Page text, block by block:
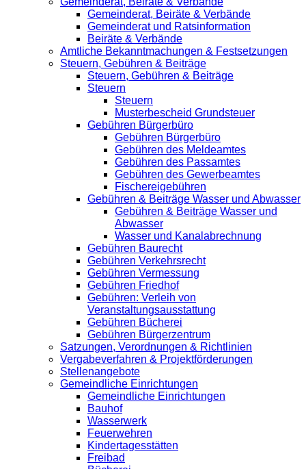
Gemeinderat, Beiräte & Verbände
Gemeinderat und Ratsinformation
Beiräte & Verbände
Amtliche Bekanntmachungen & Festsetzungen
Steuern, Gebühren & Beiträge
Steuern, Gebühren & Beiträge
Steuern
Steuern
Musterbescheid Grundsteuer
Gebühren Bürgerbüro
Gebühren Bürgerbüro
Gebühren des Meldeamtes
Gebühren des Passamtes
Gebühren des Gewerbeamtes
Fischereigebühren
Gebühren & Beiträge Wasser und Abwasser
Gebühren & Beiträge Wasser und
Abwasser
Wasser und Kanalabrechnung
Gebühren Baurecht
Gebühren Verkehrsrecht
Gebühren Vermessung
Gebühren Friedhof
Gebühren: Verleih von
Veranstaltungsausstattung
Gebühren Bücherei
Gebühren Bürgerzentrum
Satzungen, Verordnungen & Richtlinien
Vergabeverfahren & Projektförderungen
Stellenangebote
Gemeindliche Einrichtungen
Gemeindliche Einrichtungen
Bauhof
Wasserwerk
Feuerwehren
Kindertagesstätten
Freibad